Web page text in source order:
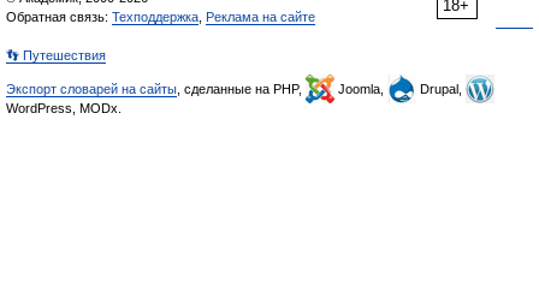
18+
Обратная связь: Техподдержка Реклама на сайте
👣 Путешествия
Экспорт словарей на сайты , сделанные на PHP, Joomla,
Drupal,
WordPress, MODx.